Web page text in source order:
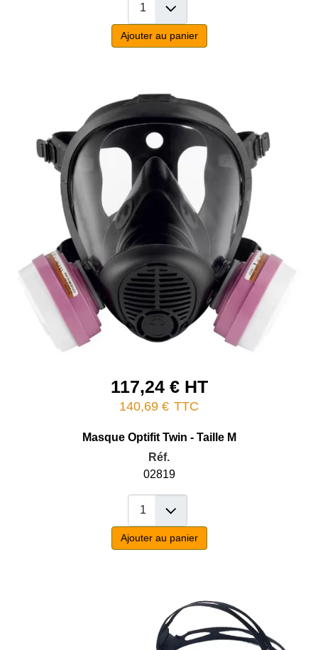
Ajouter au panier
117,24 € HT
140,69 € TTC
Masque Optifit Twin - Taille M
Réf.
02819
Ajouter au panier